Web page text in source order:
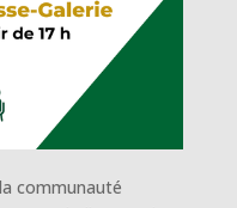
communauté